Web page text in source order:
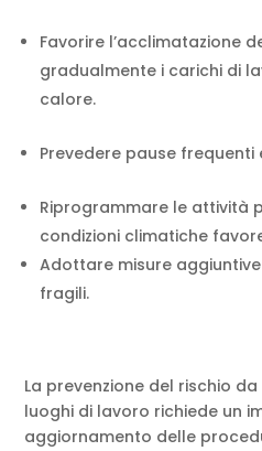
Favorire l’acclimatazione
gradualmente i carichi di
calore.
Prevedere pause
Riprogrammare le attività
condizioni climatiche
Adottare misure
fragili.
La prevenzione del rischio
luoghi di lavoro richiede un
aggiornamento delle